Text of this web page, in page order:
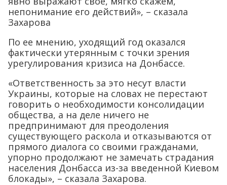
непонимание его действий», – сказала
Захарова
По ее мнению, уходящий год оказался
фактически утерянным с точки зрения
урегулирования кризиса на Донбассе.
«Ответственность за это несут власти
Украины, которые на словах не перестают
говорить о необходимости консолидации
общества, а на деле ничего не
предпринимают для преодоления
существующего раскола и отказываются от
прямого диалога со своими гражданами,
упорно продолжают не замечать страдания
населения Донбасса из-за введенной Киевом
блокады», – сказала Захарова.